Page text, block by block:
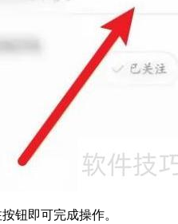
钮即可完成操作。